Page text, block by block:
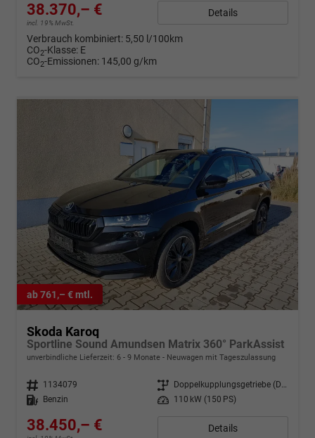
38.370,– €
incl. 19% MwSt.
Details
Verbrauch kombiniert: 5,50 l/100km
CO2-Klasse: E
CO2-Emissionen: 145,00 g/km
ab 761,– € mtl.
Skoda Karoq
Sportline Sound Amundsen Matrix 360° ParkAssist
unverbindliche Lieferzeit: 6 - 9 Monate Neuwagen mit Tageszulassung
Fahrzeugnr. 1134079 Getriebe
Doppelkupplungsgetriebe (DSG)
Kraftstoff
Benzin Leistung 110 kW (150 PS)
38.450,– € Details